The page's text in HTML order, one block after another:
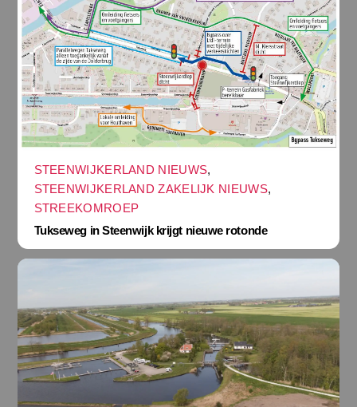
STEENWIJKERLAND NIEUWS,
STEENWIJKERLAND ZAKELIJK NIEUWS,
STREEKOMROEP
Tukseweg in Steenwijk krijgt nieuwe rotonde